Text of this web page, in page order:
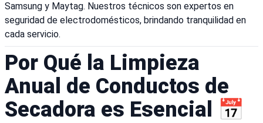
Samsung y Maytag. Nuestros técnicos son expertos en
seguridad de electrodomésticos, brindando tranquilidad en
cada servicio.
Por Qué la Limpieza
Anual de Conductos de
Secadora es Esencial 📅